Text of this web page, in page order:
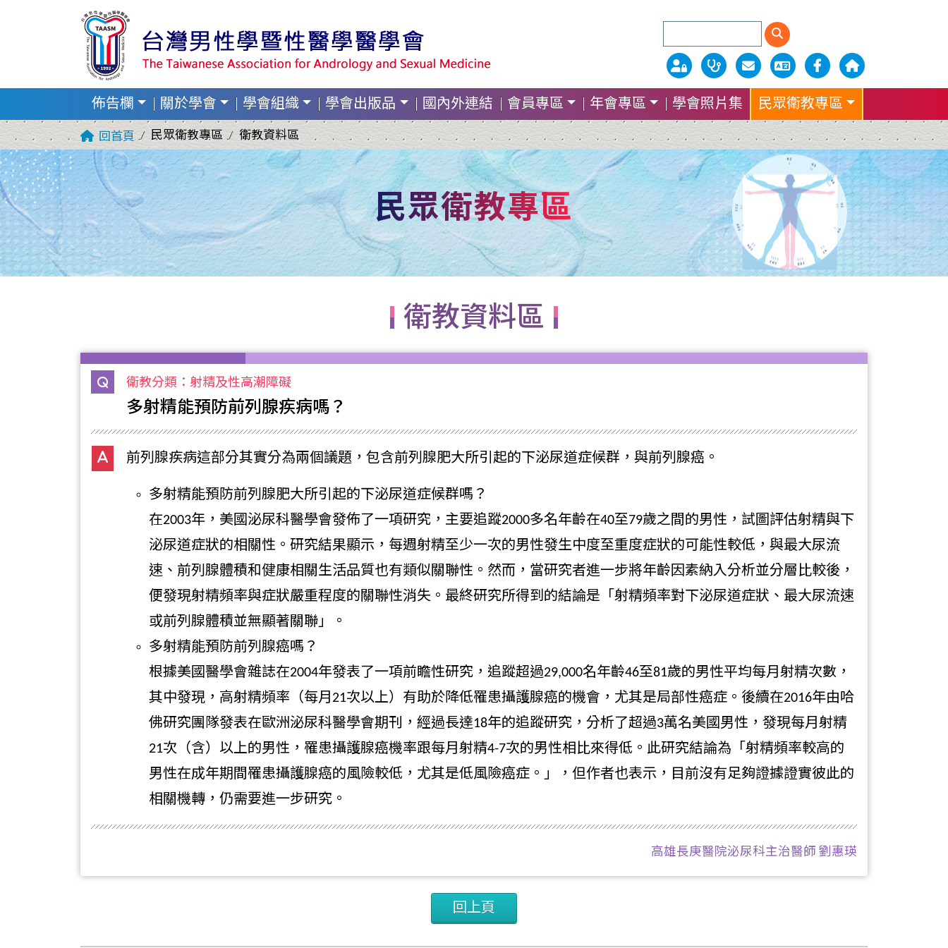
佈告欄 關於學會 學會組織 學會出版品 國內外連結 會員專區 年會專區 學會照片集 民眾衛教專區
回首頁 民眾衛教專區 衛教資料區
民眾衛教專區
衛教資料區
衛教分類：射精及性高潮障礙
多射精能預防前列腺疾病嗎？
前列腺疾病這部分其實分為兩個議題，包含前列腺肥大所引起的下泌尿道症候群，與前列腺癌。
多射精能預防前列腺肥大所引起的下泌尿道症候群嗎？
在2003年，美國泌尿科醫學會發佈了一項研究，主要追蹤2000多名年齡在40至79歲之間的男性，試圖評估射精與下
泌尿道症狀的相關性。研究結果顯示，每週射精至少一次的男性發生中度至重度症狀的可能性較低，與最大尿流
速、前列腺體積和健康相關生活品質也有類似關聯性。然而，當研究者進一步將年齡因素納入分析並分層比較後，
便發現射精頻率與症狀嚴重程度的關聯性消失。最終研究所得到的結論是「射精頻率對下泌尿道症狀、最大尿流速
或前列腺體積並無顯著關聯」。
多射精能預防前列腺癌嗎？
根據美國醫學會雜誌在2004年發表了一項前瞻性研究，追蹤超過29,000名年齡46至81歲的男性平均每月射精次數，
其中發現，高射精頻率（每月21次以上）有助於降低罹患攝護腺癌的機會，尤其是局部性癌症。後續在2016年由哈
佛研究團隊發表在歐洲泌尿科醫學會期刊，經過長達18年的追蹤研究，分析了超過3萬名美國男性，發現每月射精
21次（含）以上的男性，罹患攝護腺癌機率跟每月射精4-7次的男性相比來得低。此研究結論為「射精頻率較高的
男性在成年期間罹患攝護腺癌的風險較低，尤其是低風險癌症。」，但作者也表示，目前沒有足夠證據證實彼此的
相關機轉，仍需要進一步研究。
高雄長庚醫院泌尿科主治醫師 劉惠瑛
回上頁